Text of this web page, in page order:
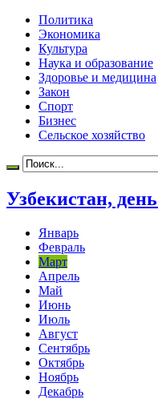
Политика
Экономика
Культура
Наука и образование
Здоровье и медицина
Закон
Спорт
Бизнес
Сельское хозяйство
Узбекистан,
Январь
Февраль
Март
Апрель
Май
Июнь
Июль
Август
Сентябрь
Октябрь
Ноябрь
Декабрь